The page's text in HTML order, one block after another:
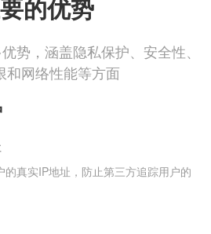
的优势
势，涵盖隐私保护、安全性、
和网络性能等方面
的真实IP地址，防止第三方追踪用户的